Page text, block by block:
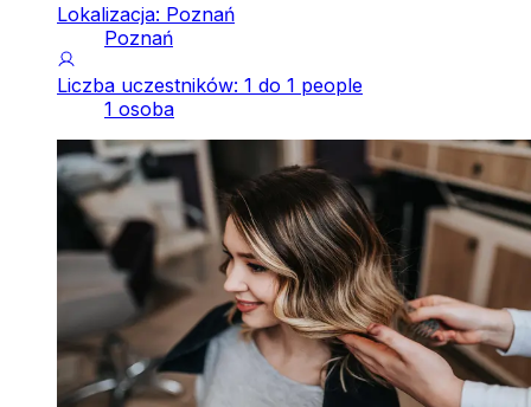
Lokalizacja: Poznań
Poznań
Liczba uczestników: 1 do 1 people
1 osoba